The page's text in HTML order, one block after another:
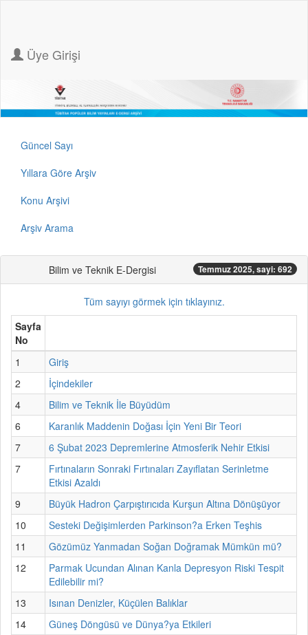
Üye Girişi
Güncel Sayı
Yıllara Göre Arşiv
Konu Arşivi
Arşiv Arama
Bilim ve Teknik E-Dergisi Temmuz 2025, sayi: 692
Tüm sayıyı görmek için tıklayınız.
Sayfa
No
1
Giriş
2
İçindekiler
4
Bilim ve Teknik İle Büyüdüm
6
Karanlık Maddenin Doğası İçin Yeni Bir Teori
7
6 Şubat 2023 Depremlerine Atmosferik Nehir Etkisi
7
Fırtınaların Sonraki Fırtınaları Zayıflatan Serinletme
Etkisi Azaldı
9
Büyük Hadron Çarpıştırıcıda Kurşun Altına Dönüşüyor
10
Sesteki Değişimlerden Parkinson?a Erken Teşhis
11
Gözümüz Yanmadan Soğan Doğramak Mümkün mü?
12
Parmak Ucundan Alınan Kanla Depresyon Riski Tespit
Edilebilir mi?
13
Isınan Denizler, Küçülen Balıklar
14
Güneş Döngüsü ve Dünya?ya Etkileri